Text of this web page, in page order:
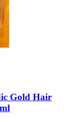
Gold Hair